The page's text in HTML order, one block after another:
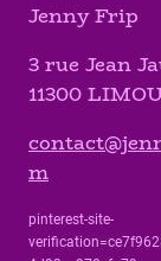
Jenny Frip
3 rue Jean
11300
m
pinterest-site-